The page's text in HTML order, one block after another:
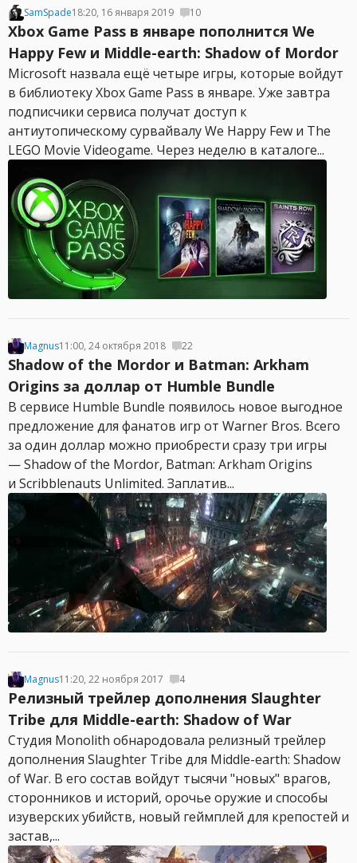
SamSpade18:20, 16 января 2019 10
Xbox Game Pass в январе пополнится We
Happy Few и Middle-earth: Shadow of Mordor
Microsoft назвала ещё четыре игры, которые войдут
в библиотеку Xbox Game Pass в январе. Уже завтра
подписчики сервиса получат доступ к
антиутопическому сурвайвалу We Happy Few и The
LEGO Movie Videogame. Через неделю в каталоге...
Magnus11:00, 24 октября 2018 22
Shadow of the Mordor и Batman: Arkham
Origins за доллар от Humble Bundle
В сервисе Humble Bundle появилось новое выгодное
предложение для фанатов игр от Warner Bros. Всего
за один доллар можно приобрести сразу три игры
— Shadow of the Mordor, Batman: Arkham Origins
и Scribblenauts Unlimited. Заплатив...
Magnus11:20, 22 ноября 2017 4
Релизный трейлер дополнения Slaughter
Tribe для Middle-earth: Shadow of War
Студия Monolith обнародовала релизный трейлер
дополнения Slaughter Tribe для Middle-earth: Shadow
of War. В его состав войдут тысячи "новых" врагов,
сторонников и историй, орочье оружие и способы
изуверских убийств, новый геймплей для крепостей и
застав,...